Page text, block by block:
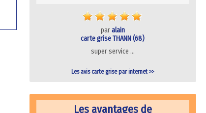
paralain
carte grise THANN (68)
super service …
Les avis carte grise par internet >>
Les avantages de